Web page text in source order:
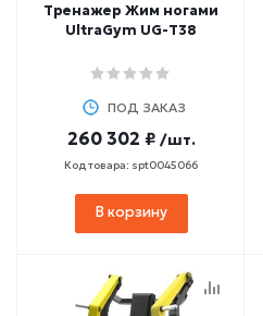
Тренажер Жим ногами
UltraGym UG-Т38
ПОД ЗАКАЗ
260 302 ₽ /шт.
Код товара: spt0045066
В корзину